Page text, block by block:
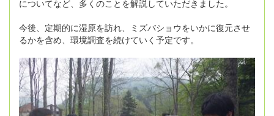
についてなど、多くのことを解説していただきました。
今後、定期的に湿原を訪れ、ミズバショウをいかに復元させ
るかを含め、環境調査を続けていく予定です。